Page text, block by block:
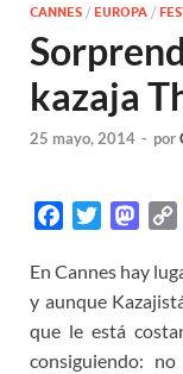
CANNES / EUROPA /
kazaja
25 mayo, 2014 - por
c
e
b
o
i
t
t
e
M
s
t
o
d
En Cannes hay
y aunque
que le está
consiguiendo: